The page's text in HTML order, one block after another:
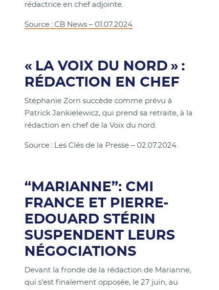
rédactrice en chef adjointe.
Source : CB News – 01.07.2024
« LA VOIX DU NORD » :
RÉDACTION EN CHEF
Stéphanie Zorn succède comme prévu à
Patrick Jankielewicz, qui prend sa retraite, à la
rédaction en chef de la Voix du nord.
Source : Les Clés de la Presse – 02.07.2024
“MARIANNE”: CMI
FRANCE ET PIERRE-
EDOUARD STÉRIN
SUSPENDENT LEURS
NÉGOCIATIONS
Devant la fronde de la rédaction de Marianne,
qui s'est finalement opposée, le 27 juin, au